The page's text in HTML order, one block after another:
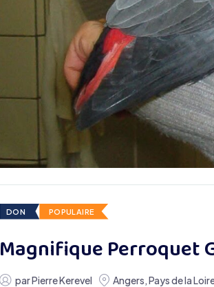
DON POPULAIRE
Magnifique Perroquet
parPierre Kerevel Angers,Pays de la